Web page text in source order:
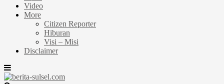
Video
More
Citizen Reporter
Hiburan
Visi – Misi
Disclaimer